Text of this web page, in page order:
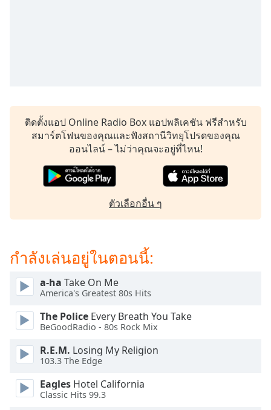
off,
selected
subtitles
settings
settings
subtitles
off,
selected
Picture-
Picture
Fullscreen
This
ติดตั้งแอป Online Radio Box แอปพลิเคชัน ฟรีสำหรับ
สมาร์ตโฟนของคุณและฟังสถานีวิทยุโปรดของคุณ
ออนไลน์ – ไม่ว่าคุณจะอยู่ที่ไหน!
ตัวเลือกอื่น ๆ
กำลังเล่นอยู่ในตอนนี้:
a-ha Take On Me
America's Greatest 80s Hits
The Police Every Breath You Take
BeGoodRadio - 80s Rock Mix
R.E.M. Losing My Religion
103.3 The Edge
Eagles Hotel California
Classic Hits 99.3